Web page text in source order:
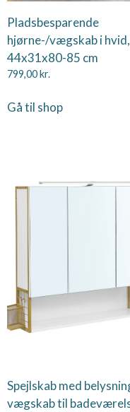
Pladsbesparende
hjørne-/vægskab i hvid,
44x31x80-85 cm
799,00kr.
Gå til shop
Spejlskab med
vægskab til